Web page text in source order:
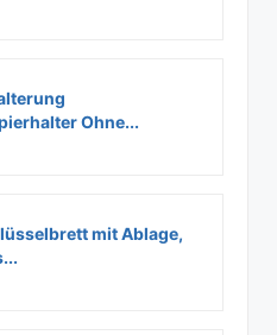
Ohne...
mit Ablage,